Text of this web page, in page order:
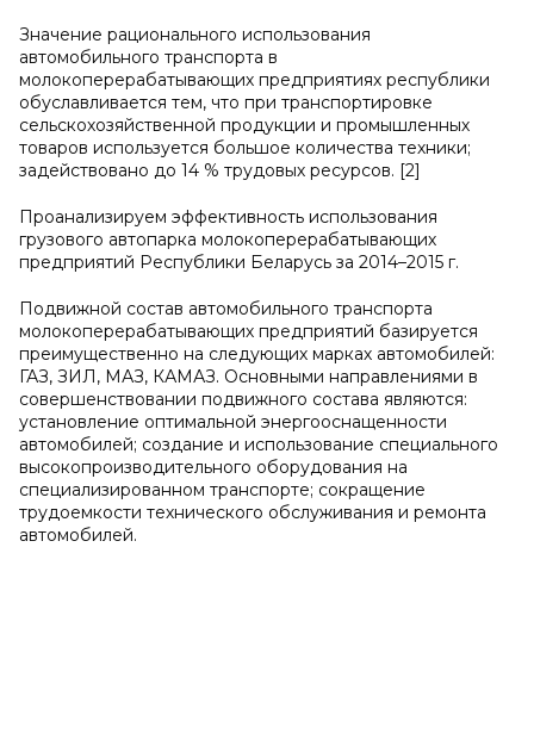
Значение рационального использования
автомобильного транспорта в
молокоперерабатывающих предприятиях республики
обуславливается тем, что при транспортировке
сельскохозяйственной продукции и промышленных
товаров используется большое количества техники;
задействовано до 14 % трудовых ресурсов. [2]
Проанализируем эффективность использования
грузового автопарка молокоперерабатывающих
предприятий Республики Беларусь за 2014–2015 г.
Подвижной состав автомобильного транспорта
молокоперерабатывающих предприятий базируется
преимущественно на следующих марках автомобилей:
ГАЗ, ЗИЛ, МАЗ, КАМАЗ. Основными направлениями в
совершенствовании подвижного состава являются:
установление оптимальной энергооснащенности
автомобилей; создание и использование специального
высокопроизводительного оборудования на
специализированном транспорте; сокращение
трудоемкости технического обслуживания и ремонта
автомобилей.